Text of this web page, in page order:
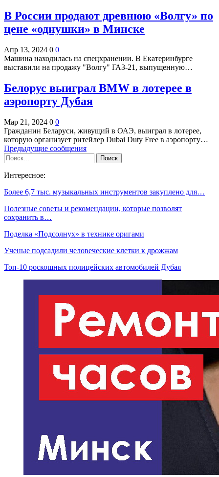
В России продают древнюю «Волгу» по
цене «однушки» в Минске
Апр 13, 2024 0 0
Машина находилась на спецхранении. В Екатеринбурге
выставили на продажу "Волгу" ГАЗ-21, выпущенную…
Белорус выиграл BMW в лотерее в
аэропорту Дубая
Мар 21, 2024 0 0
Гражданин Беларуси, живущий в ОАЭ, выиграл в лотерее,
которую организует ритейлер Dubai Duty Free в аэропорту…
Предыдущие сообщения
Интересное:
Более 6,7 тыс. музыкальных инструментов закуплено для…
Полезные советы и рекомендации, которые позволят
сохранить в…
Поделка «Подсолнух» в технике оригами
Ученые подсадили человеческие клетки к дрожжам
Топ-10 роскошных полицейских автомобилей Дубая